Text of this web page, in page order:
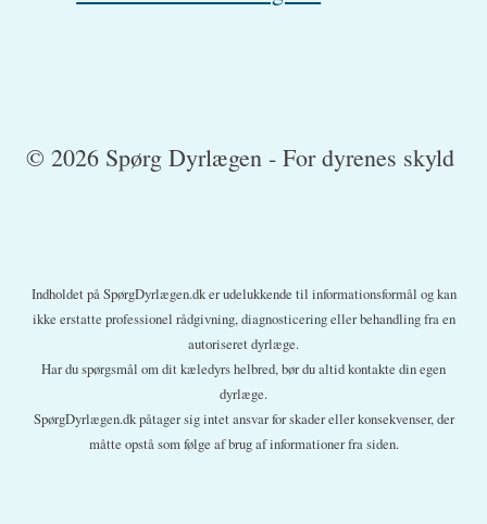
© 2026 Spørg Dyrlægen - For dyrenes skyld
Indholdet på SpørgDyrlægen.dk er udelukkende til informationsformål og kan
ikke erstatte professionel rådgivning, diagnosticering eller behandling fra en
autoriseret dyrlæge.
Har du spørgsmål om dit kæledyrs helbred, bør du altid kontakte din egen
dyrlæge.
SpørgDyrlægen.dk påtager sig intet ansvar for skader eller konsekvenser, der
måtte opstå som følge af brug af informationer fra siden.